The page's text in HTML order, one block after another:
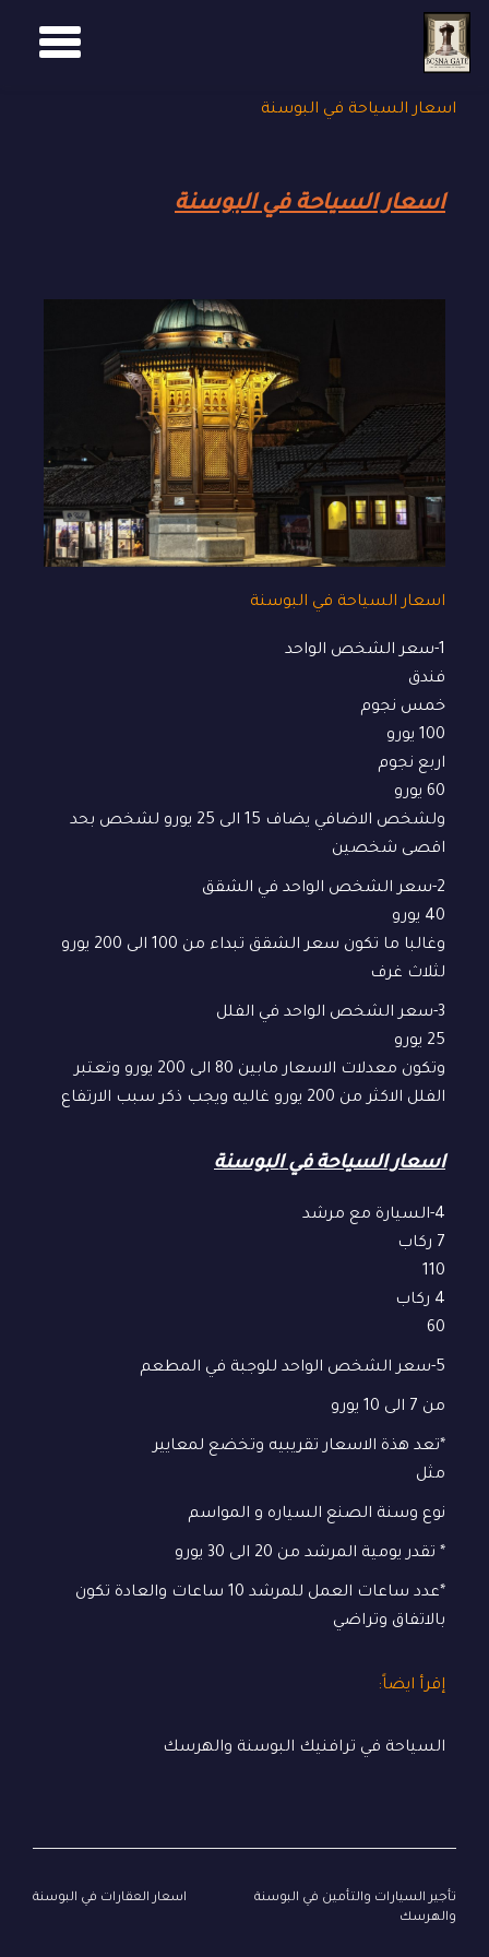
Skip
contentاسعار السياحة في البوسنة
اسعار السياحة في البوسنة
اسعار السياحة في البوسنة
1-سعر الشخص الواحد
فندق
خمس نجوم
100 يورو
اربع نجوم
60 يورو
ولشخص الاضافي يضاف 15 الى 25 يورو لشخص بحد
اقصى شخصين
2-سعر الشخص الواحد في الشقق
40 يورو
وغالبا ما تكون سعر الشقق تبداء من 100 الى 200 يورو
لثلاث غرف
3-سعر الشخص الواحد في الفلل
25 يورو
وتكون معدلات الاسعار مابين 80 الى 200 يورو وتعتبر
الفلل الاكثر من 200 يورو غاليه ويجب ذكر سبب الارتفاع
اسعار السياحة في البوسنة
4-السيارة مع مرشد
7 ركاب
110
4 ركاب
60
5-سعر الشخص الواحد للوجبة في المطعم
من 7 الى 10 يورو
*تعد هذة الاسعار تقريبيه وتخضع لمعايير
مثل
نوع وسنة الصنع السياره و المواسم
* تقدر يومية المرشد من 20 الى 30 يورو
*عدد ساعات العمل للمرشد 10 ساعات والعادة تكون
بالاتفاق وتراضي
إقرأ ايضاً:
السياحة في ترافنيك البوسنة والهرسك
تأجير السيارات والتأمين في البوسنة
والهرسك
اسعار العقارات في البوسنة